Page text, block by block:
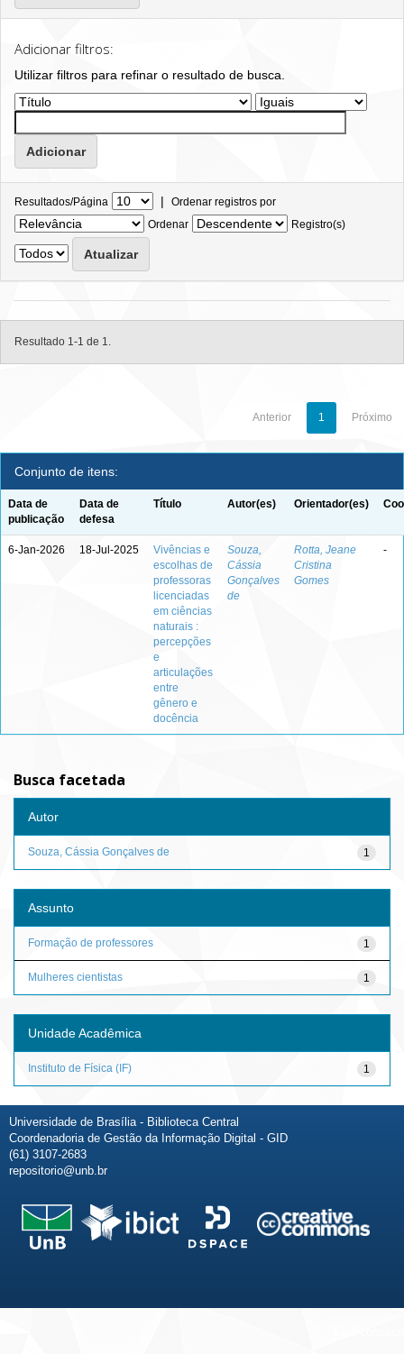
Adicionar filtros:
Utilizar filtros para refinar o resultado de busca.
Resultados/Página | Ordenar registros por
Ordenar
Registro(s)
Resultado 1-1 de 1.
Anterior 1 Próximo
Conjunto de itens:
Data de
publicação
Data de
defesa
Título Autor(es) Orientador(es)
6-Jan-2026 18-Jul-2025
Vivências e
escolhas de
professoras
licenciadas
em ciências
naturais :
percepções
e
articulações
entre
gênero e
docência
Souza,
Cássia
Gonçalves
de
Rotta, Jeane
Cristina
Gomes
-
Busca facetada
Autor
1
Souza, Cássia Gonçalves de
Assunto
1
Formação de professores
1
Mulheres cientistas
Unidade Acadêmica
1
Instituto de Física (IF)
Universidade de Brasília - Biblioteca Central
Coordenadoria de Gestão da Informação Digital - GID
(61) 3107-2683
repositorio@unb.br